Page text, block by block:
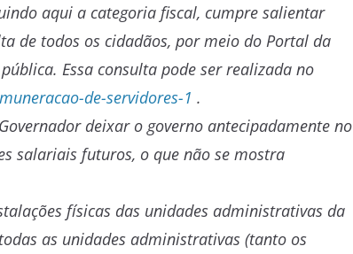
aqui a categoria fiscal, cumpre salientar
de todos os cidadãos, por meio do Portal da
Essa consulta pode ser realizada no
de-servidores-1 .
deixar o governo antecipadamente no
salariais futuros, o que não se mostra
físicas das unidades administrativas da
as unidades administrativas (tanto os